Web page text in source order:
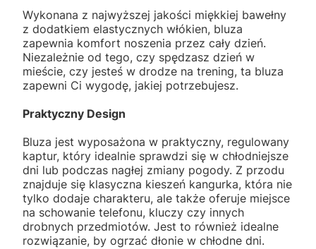
Wykonana z najwyższej jakości miękkiej bawełny
z dodatkiem elastycznych włókien, bluza
zapewnia komfort noszenia przez cały dzień.
Niezależnie od tego, czy spędzasz dzień w
mieście, czy jesteś w drodze na trening, ta bluza
zapewni Ci wygodę, jakiej potrzebujesz.
Praktyczny Design
Bluza jest wyposażona w praktyczny, regulowany
kaptur, który idealnie sprawdzi się w chłodniejsze
dni lub podczas nagłej zmiany pogody. Z przodu
znajduje się klasyczna kieszeń kangurka, która nie
tylko dodaje charakteru, ale także oferuje miejsce
na schowanie telefonu, kluczy czy innych
drobnych przedmiotów. Jest to również idealne
rozwiązanie, by ogrzać dłonie w chłodne dni.